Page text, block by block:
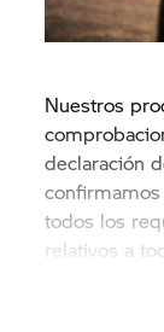
Nuestros
declaración
todos los
relativos a